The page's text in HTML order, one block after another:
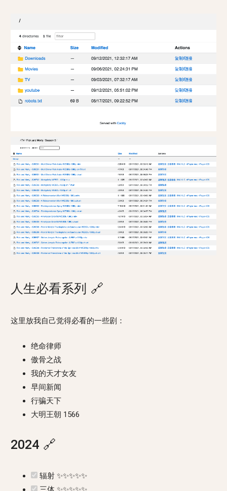
人生必看系列 🔗
这里放我自己觉得必看的一些剧：
绝命律师
傲骨之战
我的天才女友
早间新闻
行骗天下
大明王朝 1566
2024 🔗
辐射 ✨✨✨✨✨